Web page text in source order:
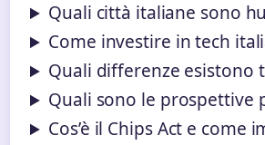
Quali città italiane sono
Come investire in tech
Quali differenze esistono
Quali sono le prospettive
Cos’è il Chips Act e come